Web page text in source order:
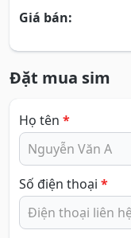
Giá bán:
Đặt mua sim
Họ tên *
Số điện thoại *